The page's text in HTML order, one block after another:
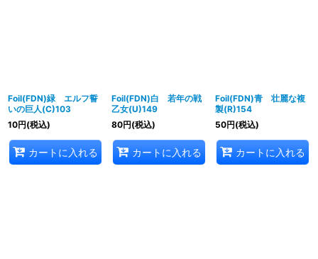
Foil(FDN)緑 エルフ誓
いの巨人(C)103
10円(税込)
カートに入れる
Foil(FDN)白 若年の戦
乙女(U)149
80円(税込)
カートに入れる
Foil(FDN)青 壮麗な複
製(R)154
50円(税込)
カートに入れる